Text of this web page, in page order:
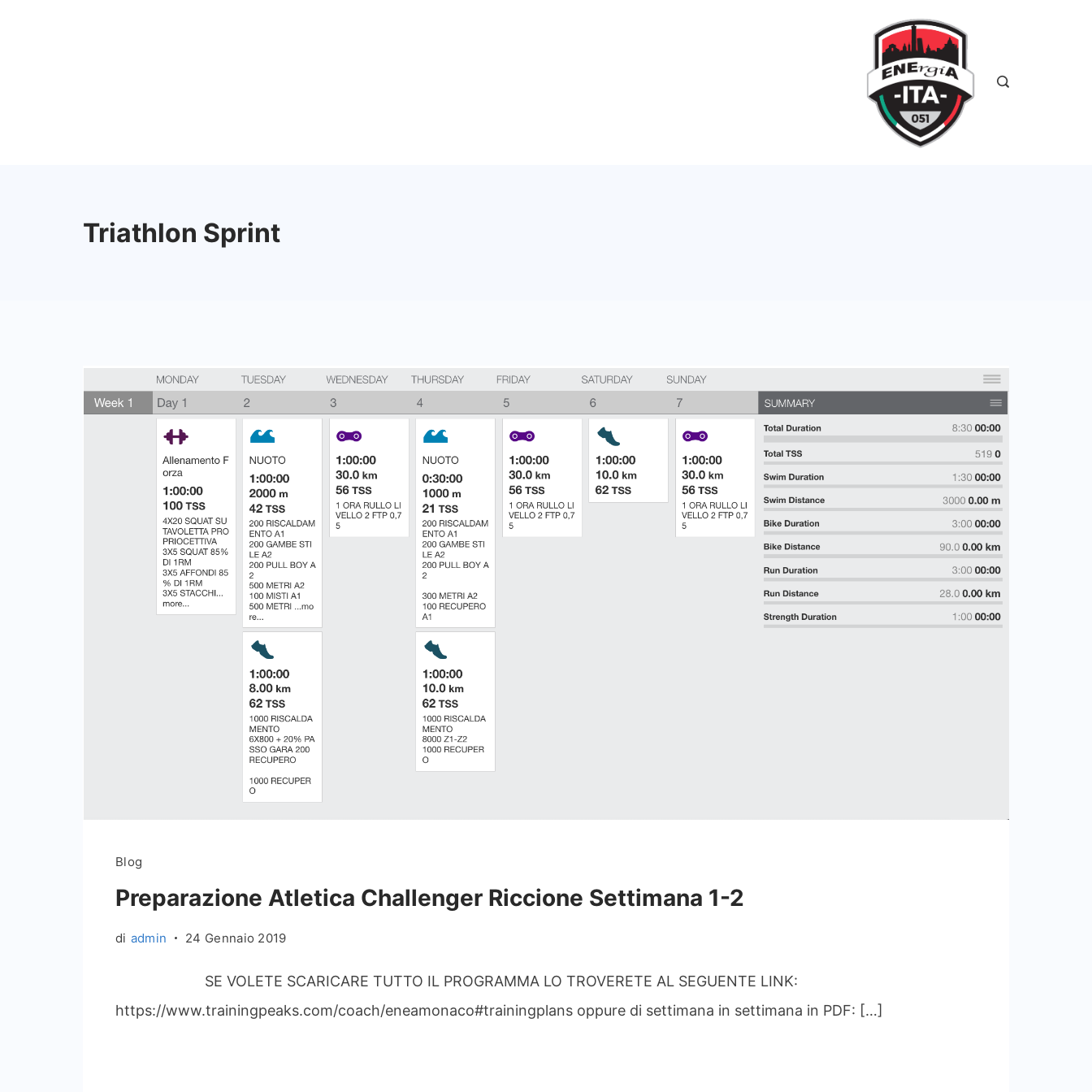
Triathlon Sprint
Blog
Preparazione Atletica Challenger Riccione Settimana 1-2
di admin 24 Gennaio 2019
SE VOLETE SCARICARE TUTTO IL PROGRAMMA LO TROVERETE AL SEGUENTE LINK:
https://www.trainingpeaks.com/coach/eneamonaco#trainingplans oppure di settimana in settimana in PDF: […]